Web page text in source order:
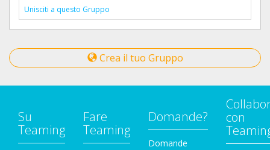
Unisciti a questo Gruppo
Crea il tuo Gruppo
Su
Teaming
Fare
Teaming
Domande?
Domande
con